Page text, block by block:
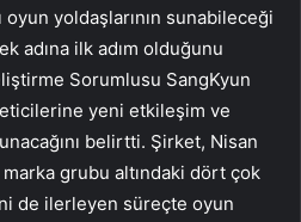
yoldaşlarının sunabileceği
adına ilk adım olduğunu
Sorumlusu SangKyun
yeni etkileşim ve
belirtti. Şirket, Nisan
marka grubu altındaki dört çok
de ilerleyen süreçte oyun